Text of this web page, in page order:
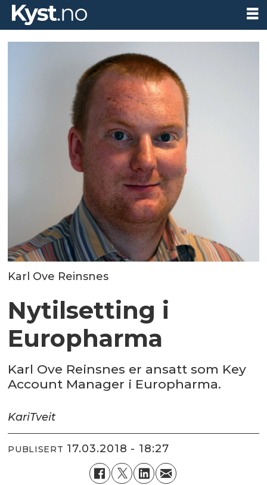
Karl Ove Reinsnes
Nytilsetting i
Europharma
Karl Ove Reinsnes er ansatt som Key
Account Manager i Europharma.
KariTveit
PUBLISERT 17.03.2018 - 18:27